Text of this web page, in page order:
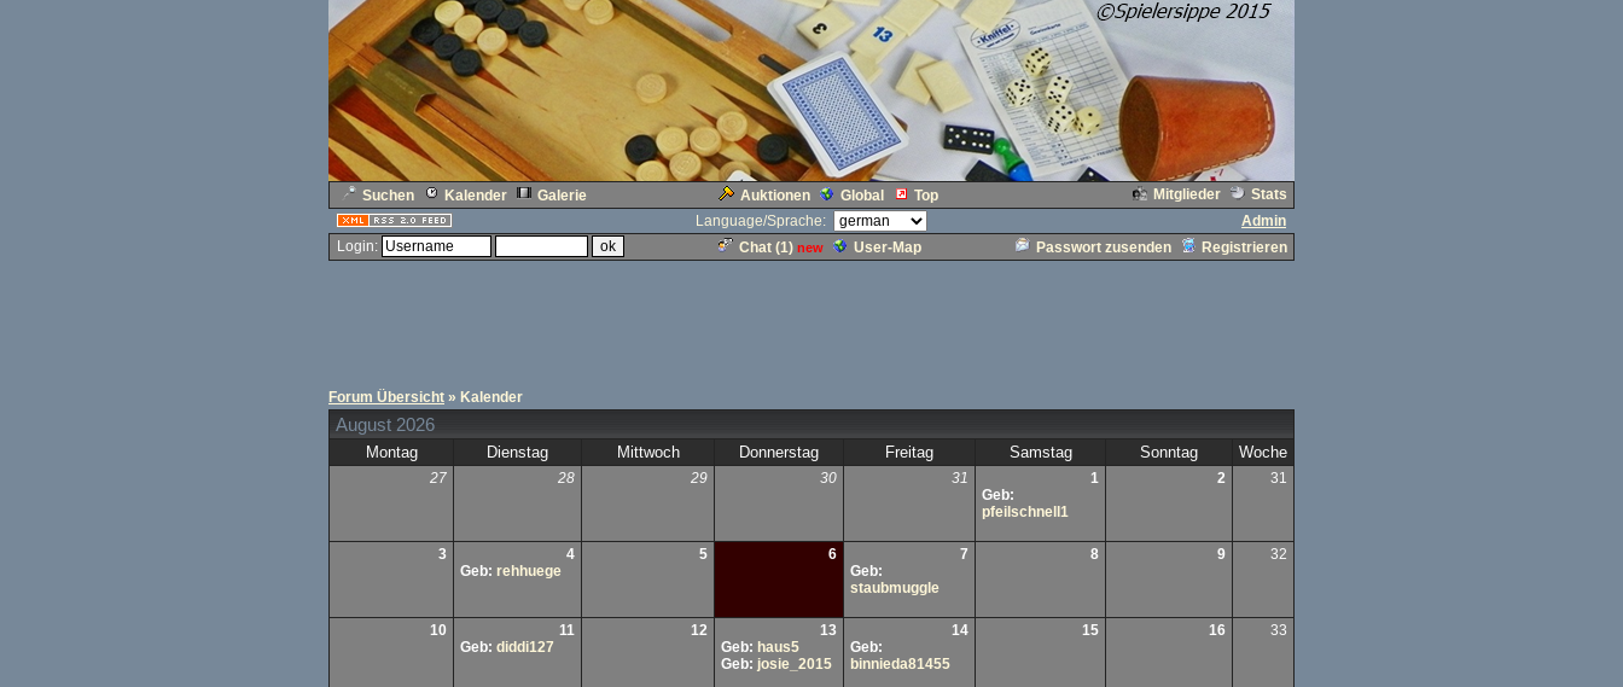
Suchen Kalender Galerie Auktionen Global Top Mitglieder
Stats
Language/Sprache:
Admin
Login:
Chat (1) new User-Map Passwort zusenden Registrieren
Forum Übersicht » Kalender
August 2026
Montag Dienstag Mittwoch Donnerstag Freitag Samstag Sonntag Woche
27 28 29 30 31
1
Geb:
pfeilschnell1
2 31
3
4
Geb: rehhuege
5 6
7
Geb:
staubmuggle
8 9 32
10
11
Geb: diddi127
12
13
Geb: haus5
Geb: josie_2015
14
Geb:
binnieda81455
15 16 33